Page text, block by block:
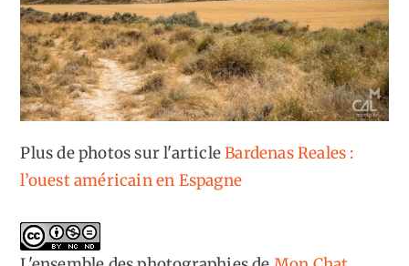
Plus de photos sur l'articleBardenas Reales :
l’ouest américain en Espagne